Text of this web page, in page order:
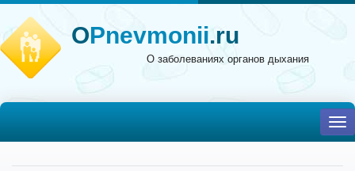
OPnevmonii.ru
О заболеваниях органов дыхания